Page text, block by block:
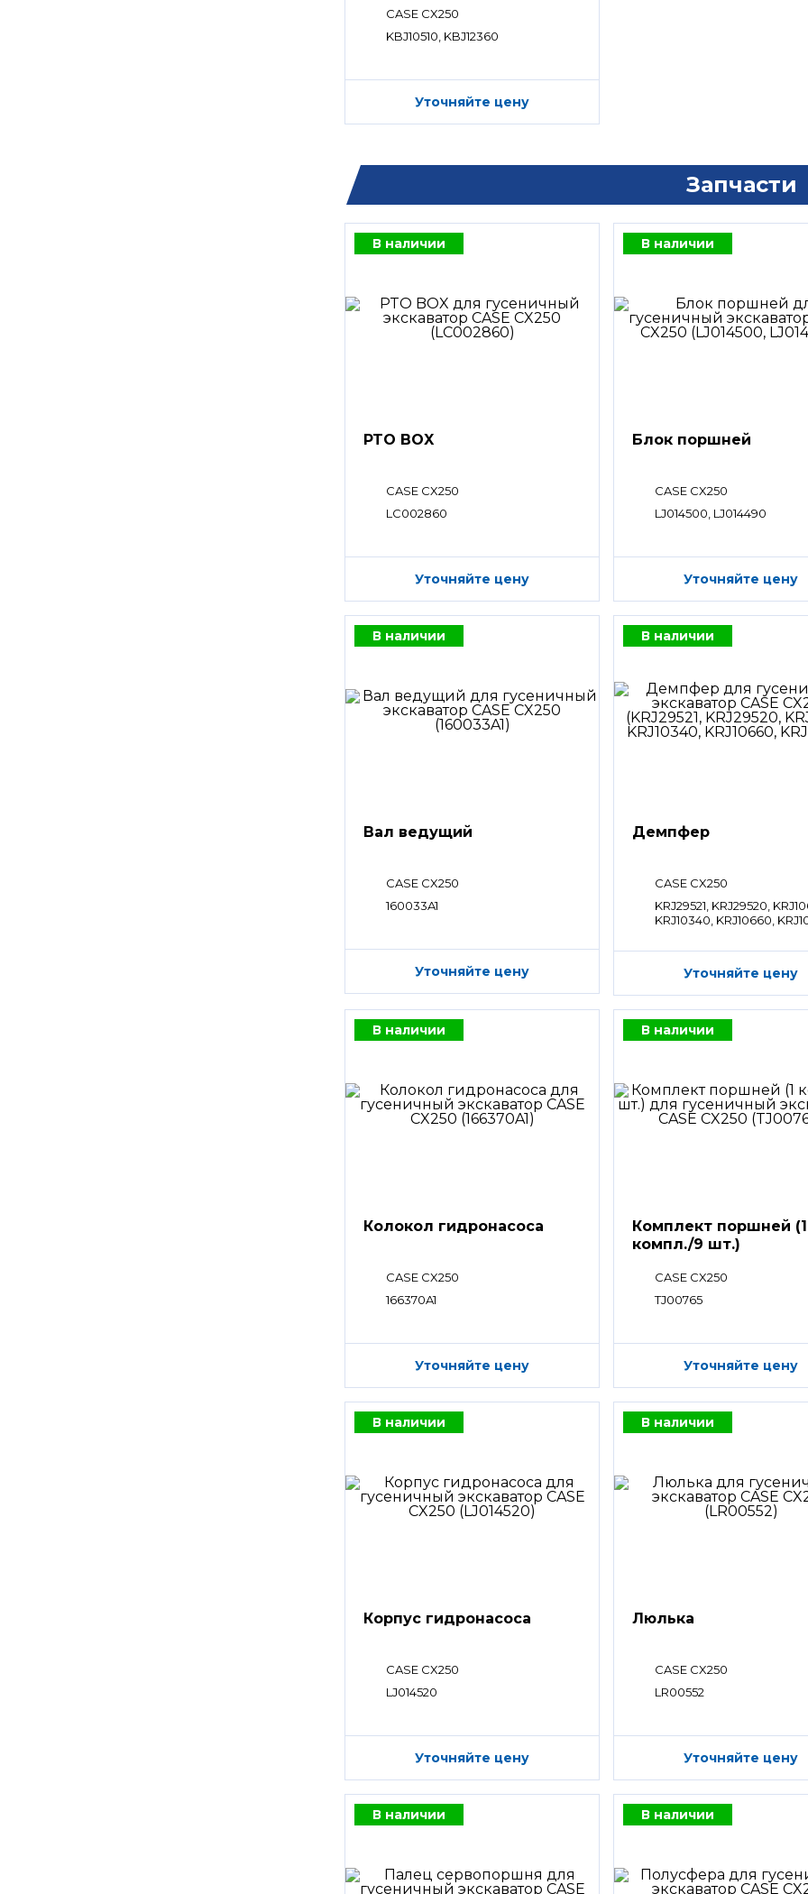
CASE CX250
KBJ10510, KBJ12360
Уточняйте цену
Запчасти
В наличии
PTO BOX
CASE CX250
LC002860
Уточняйте цену
В наличии
Блок поршней
CASE CX250
LJ014500, LJ014490
Уточняйте цену
В наличии
Вал ведущий
CASE CX250
160033A1
Уточняйте цену
В наличии
Демпфер
CASE CX250
KRJ29521, KRJ29520,
KRJ10340, KRJ10660,
Уточняйте цену
В наличии
Колокол гидронасоса
CASE CX250
166370A1
Уточняйте цену
В наличии
Комплект поршней (1
компл./9 шт.)
CASE CX250
TJ00765
Уточняйте цену
В наличии
Корпус гидронасоса
CASE CX250
LJ014520
Уточняйте цену
В наличии
Люлька
CASE CX250
LR00552
Уточняйте цену
В наличии В наличии